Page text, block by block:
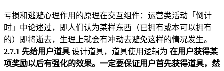
亏损和逃避心理作用的原理在交互组件：运营类活动「倒计
时」中论述过，即人们认为某样东西（已拥有或本可以拥有
的）即将逝去，生理上就会有冲动去避免这样的情况发生。
2.7.1 先给用户道具 设计道具，道具使用逻辑为 在用户获得某
项奖励以后有强化的效果。一定要保证用户首先获得道具，然